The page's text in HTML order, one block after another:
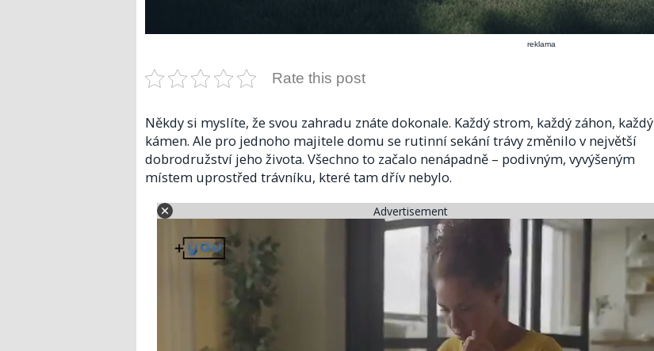
reklama
Rate this post
Někdy si myslíte, že svou zahradu znáte dokonale. Každý strom, každý záhon, každý
kámen. Ale pro jednoho majitele domu se rutinní sekání trávy změnilo v největší
dobrodružství jeho života. Všechno to začalo nenápadně – podivným, vyvýšeným
místem uprostřed trávníku, které tam dřív nebylo.
Advertisement